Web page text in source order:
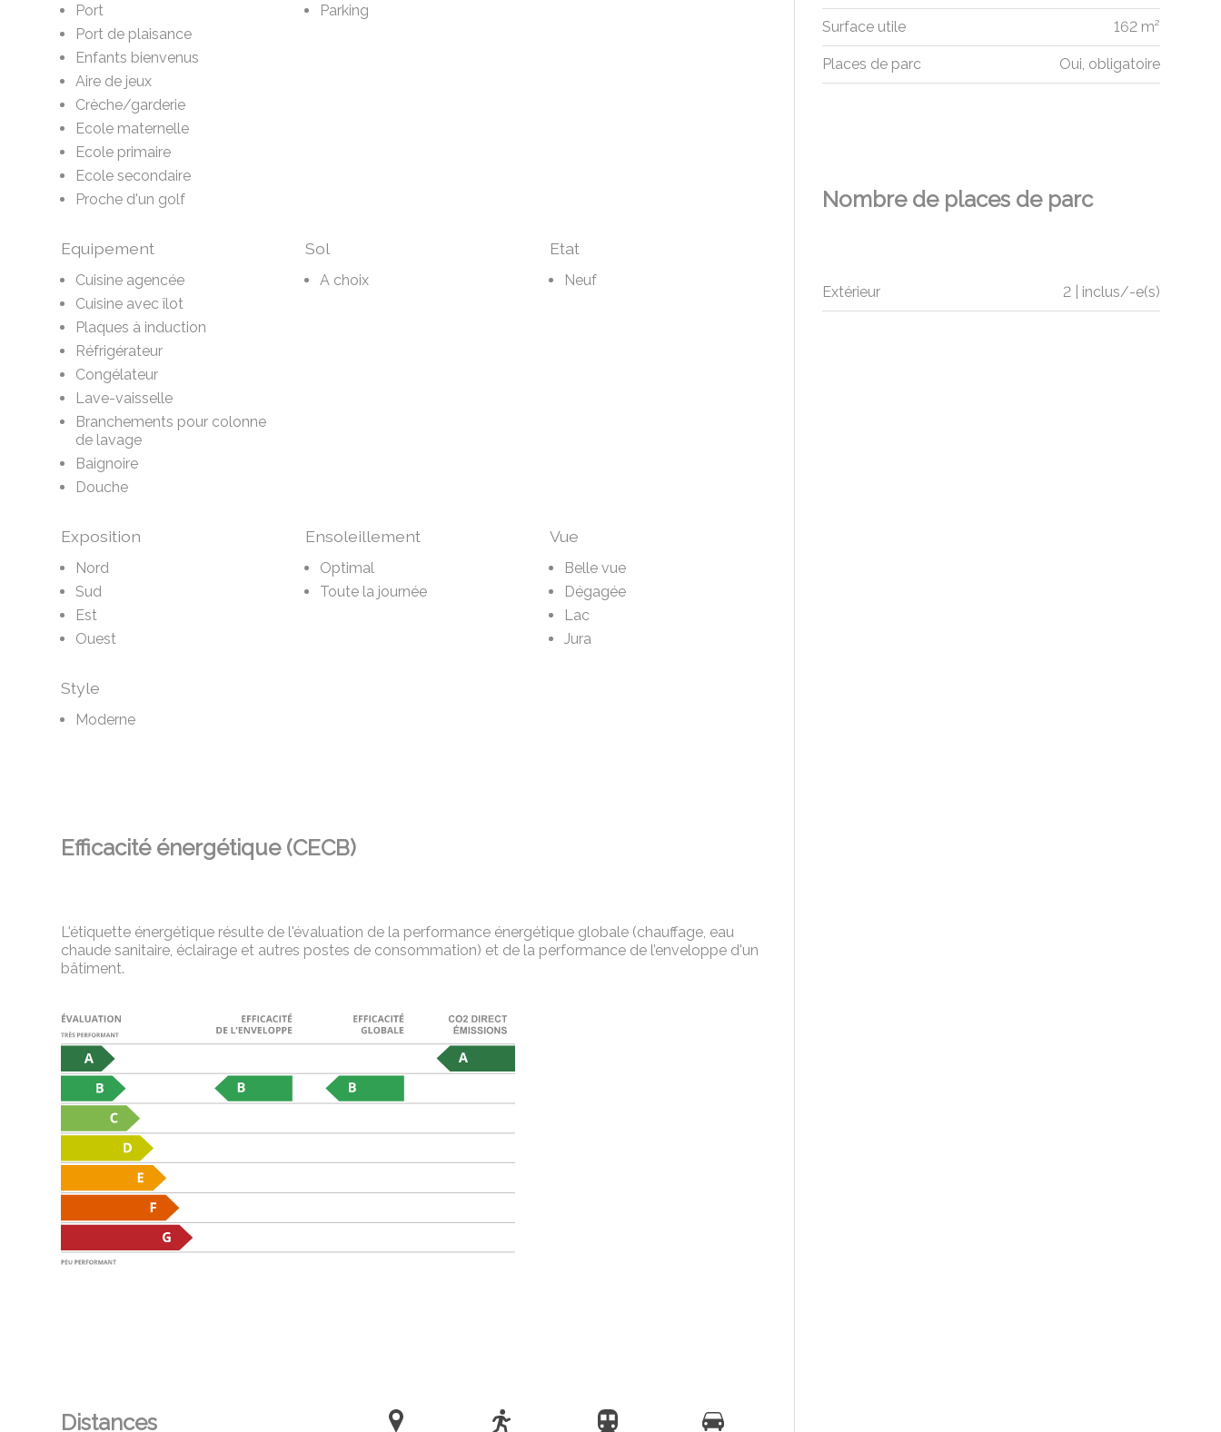
Port
Port de plaisance
Enfants bienvenus
Aire de jeux
Crèche/garderie
Ecole maternelle
Ecole primaire
Ecole secondaire
Proche d'un golf
Parking
Equipement
Cuisine agencée
Cuisine avec îlot
Plaques à induction
Réfrigérateur
Congélateur
Lave-vaisselle
Branchements pour colonne
de lavage
Baignoire
Douche
Sol
A choix
Etat
Neuf
Exposition
Nord
Sud
Est
Ouest
Ensoleillement
Optimal
Toute la journée
Vue
Belle vue
Dégagée
Lac
Jura
Style
Moderne
Efficacité énergétique (CECB)
L'étiquette énergétique résulte de l'évaluation de la performance énergétique globale (chauffage, eau
chaude sanitaire, éclairage et autres postes de consommation) et de la performance de l’enveloppe d'un
bâtiment.
Distances
Surface utile 162 m²
Places de parc Oui, obligatoire
Nombre de places de parc
Extérieur 2 | inclus/-e(s)